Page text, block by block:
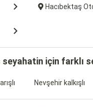
Hacıbektaş
için farklı
Nevşehir kalkışlı